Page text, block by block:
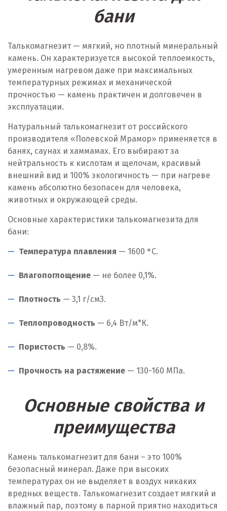
бани
Талькомагнезит — мягкий, но плотный минеральный
камень. Он характеризуется высокой теплоемкость,
умеренным нагревом даже при максимальных
температурных режимах и механической
прочностью — камень практичен и долговечен в
эксплуатации.
Натуральный талькомагнезит от российского
производителя «Полевской Мрамор» применяется в
банях, саунах и хаммамах. Его выбирают за
нейтральность к кислотам и щелочам, красивый
внешний вид и 100% экологичность — при нагреве
камень абсолютно безопасен для человека,
животных и окружающей среды.
Основные характеристики талькомагнезита для
бани:
Температура плавления — 1600 °C.
Влагопоглощение — не более 0,1%.
Плотность — 3,1 г/см3.
Теплопроводность — 6,4 Вт/м*К.
Пористость — 0,8%.
Прочность на растяжение — 130-160 МПа.
Основные свойства и
преимущества
Камень талькомагнезит для бани – это 100%
безопасный минерал. Даже при высоких
температурах он не выделяет в воздух никаких
вредных веществ. Талькомагнезит создает мягкий и
влажный пар, поэтому в парной приятно находиться